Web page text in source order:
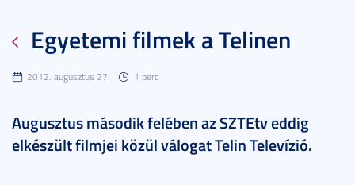
Egyetemi filmek a Telinen
2012. augusztus 27. 1 perc
Augusztus második felében az SZTEtv eddig
elkészült filmjei közül válogat Telin Televízió.